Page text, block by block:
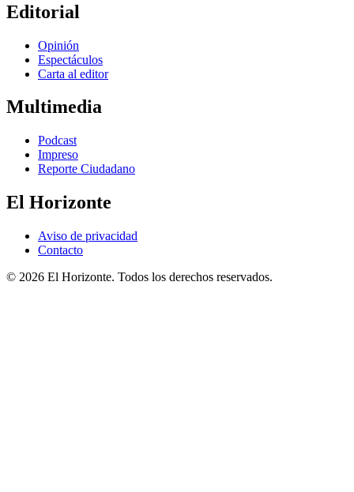
Editorial
Opinión
Espectáculos
Carta al editor
Multimedia
Podcast
Impreso
Reporte Ciudadano
El Horizonte
Aviso de privacidad
Contacto
© 2026 El Horizonte. Todos los derechos reservados.